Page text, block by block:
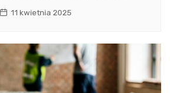
11 kwietnia 2025